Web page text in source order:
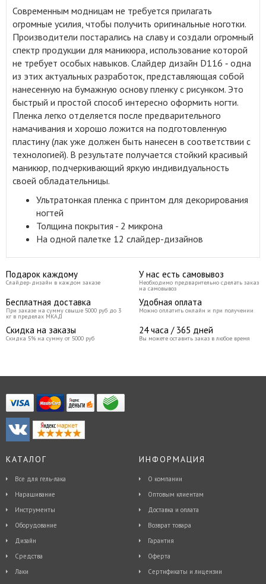
Современным модницам не требуется прилагать
огромные усилия, чтобы получить оригинальные ноготки.
Производители постарались на славу и создали огромный
спектр продукции для маникюра, использование которой
не требует особых навыков. Слайдер дизайн D116 ‑ одна
из этих актуальных разработок, представляющая собой
нанесенную на бумажную основу пленку с рисунком. Это
быстрый и простой способ интересно оформить ногти.
Пленка легко отделяется после предварительного
намачивания и хорошо ложится на подготовленную
пластину (лак уже должен быть нанесен в соответствии с
технологией). В результате получается стойкий красивый
маникюр, подчеркивающий яркую индивидуальность
своей обладательницы.
Ультратонкая пленка с принтом для декорирования
ногтей
Толщина покрытия - 2 микрона
На одной палетке 12 слайдер-дизайнов
Подарок каждому
Слайдер-дизайн в каждом заказе
У нас есть самовывоз
Необходимо предварительно сделать заказ
на самовывоз
Бесплатная доставка
При заказе на сумму свыше 5000 руб до 3
кг в пределах МКАД
Удобная оплата
Можно оплатить онлайн и при получении
Скидка на заказы
Скидка 5% на сумму от 5000 руб
24 часа / 365 дней
Вы можете оставить заказ в любое время
КАТАЛОГ
Все для гель-лака
Наращивание
Инструменты
Оборудование
Дизайн
Средства
Лаки
ИНФОРМАЦИЯ
О компании
Оптовым клиентам
Доставка и оплата
Возврат товара
Гарантия
Оферта
Сертификаты и лицензии